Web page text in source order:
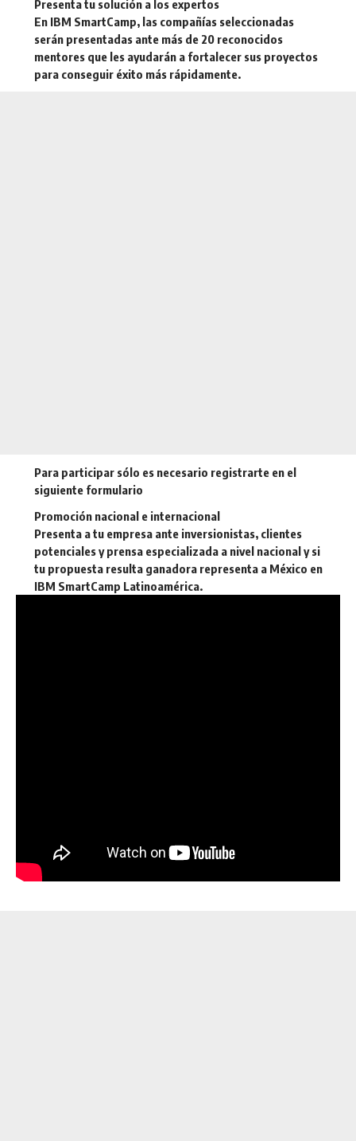
Presenta tu solución a los expertos
En IBM SmartCamp, las compañías seleccionadas
serán presentadas ante más de 20 reconocidos
mentores que les ayudarán a fortalecer sus proyectos
para conseguir éxito más rápidamente.
Para participar sólo es necesario registrarte en el
siguiente formulario
Promoción nacional e internacional
Presenta a tu empresa ante inversionistas, clientes
potenciales y prensa especializada a nivel nacional y si
tu propuesta resulta ganadora representa a México en
IBM SmartCamp Latinoamérica.